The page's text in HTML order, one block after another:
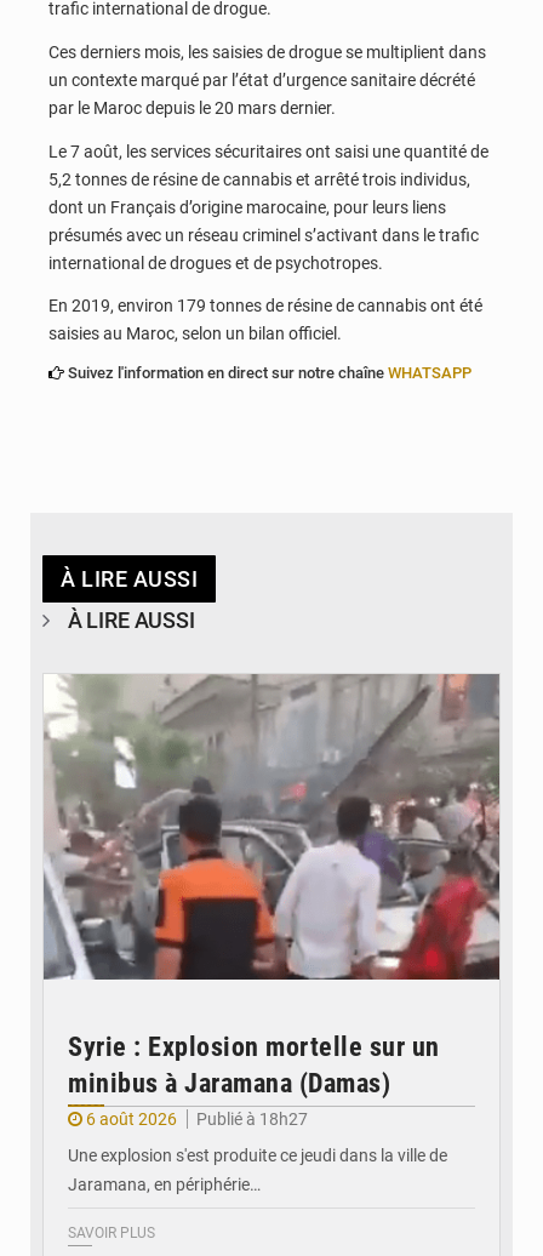
trafic international de drogue.
Ces derniers mois, les saisies de drogue se multiplient dans
un contexte marqué par l’état d’urgence sanitaire décrété
par le Maroc depuis le 20 mars dernier.
Le 7 août, les services sécuritaires ont saisi une quantité de
5,2 tonnes de résine de cannabis et arrêté trois individus,
dont un Français d’origine marocaine, pour leurs liens
présumés avec un réseau criminel s’activant dans le trafic
international de drogues et de psychotropes.
En 2019, environ 179 tonnes de résine de cannabis ont été
saisies au Maroc, selon un bilan officiel.
Suivez l'information en direct sur notre chaîne WHATSAPP
À LIRE AUSSI
À LIRE AUSSI
Syrie : Explosion mortelle sur un
minibus à Jaramana (Damas)
6 août 2026
Publié à 18h27
Une explosion s'est produite ce jeudi dans la ville de
Jaramana, en périphérie…
SAVOIR PLUS